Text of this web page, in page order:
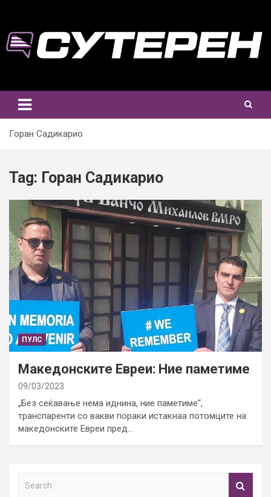
content
Горан Садикарио
Tag: Горан Садикарио
ПУЛС
Македонските Евреи: Ние паметиме
09/03/2023
„Без сеќавање нема иднина, ние паметиме“,
транспаренти со вакви пораки истакнаа потомците на
македонските Евреи пред…